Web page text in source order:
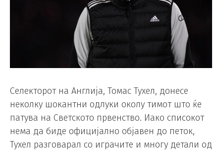
Селекторот на Англија, Томас Тухел, донесе
неколку шокантни одлуки околу тимот што ќе
патува на Светското првенство. Иако списокот
нема да биде официјално објавен до петок,
Тухел разговарал со играчите и многу детали од